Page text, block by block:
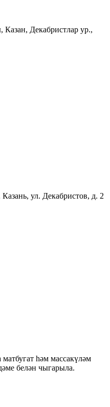
Казан, Декабристлар ур.,
ул. Декабристов, д. 2
һәм массакүләм
белән чыгарыла.